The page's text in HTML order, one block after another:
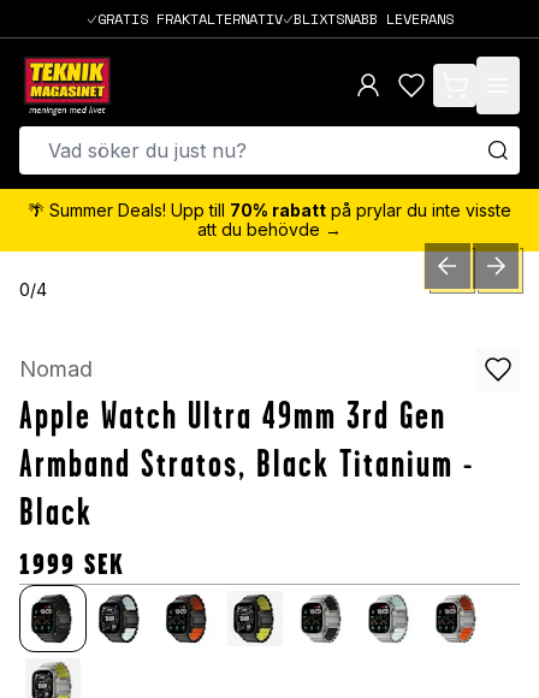
GRATIS FRAKTALTERNATIV BLIXTSNABB LEVERANS
items in cart,
🌴 Summer Deals! Upp till 70% rabatt på prylar du inte visste
att du behövde →
0/4 PREVIOUSNEXT
Nomad
Apple Watch Ultra 49mm 3rd Gen
Armband Stratos, Black Titanium -
Black
1999 SEK